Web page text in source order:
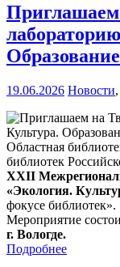
19.06.2026 Новости,
Областная
библиотек
XXII
«Экология.
фокусе библиотек».
Мероприятие
г. Вологде.
Подробнее